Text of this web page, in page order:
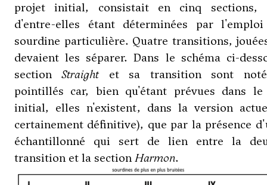
projet initial, consistait en cinq sections,
d'entre-elles étant déterminées par
sourdine particulière. Quatre transitions,
devaient les séparer. Dans le schéma ci-
sectionStraightet sa transition sont
pointillés car, bien qu'étant prévues dans
initial, elles n'existent, dans la version
certainement définitive), que par la présence
échantillonné qui sert de lien entre la
transition et la sectionHarmon.